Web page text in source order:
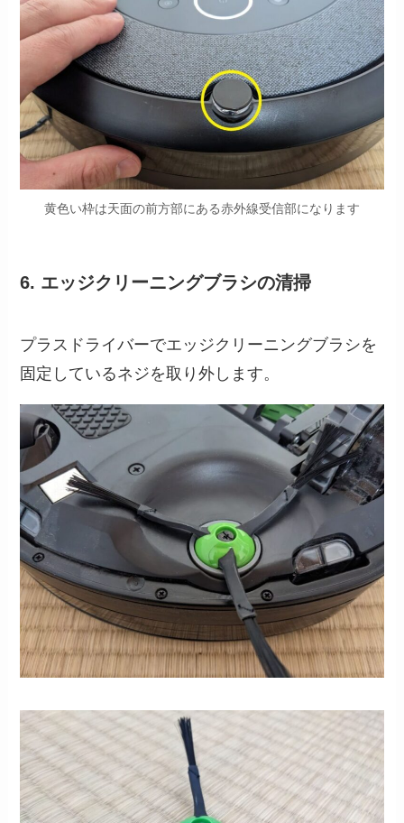
黄色い枠は天面の前方部にある赤外線受信部になります
6. エッジクリーニングブラシの清掃
プラスドライバーでエッジクリーニングブラシを
固定しているネジを取り外します。